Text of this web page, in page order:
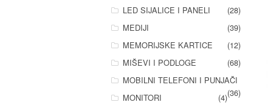
LED SIJALICE I PANELI
(28)
MEDIJI
(39)
MEMORIJSKE KARTICE
(12)
MIŠEVI I PODLOGE
(68)
MOBILNI TELEFONI I PUNJAČI
(36)
MONITORI
(4)